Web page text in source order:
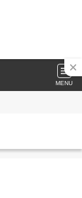
MENU